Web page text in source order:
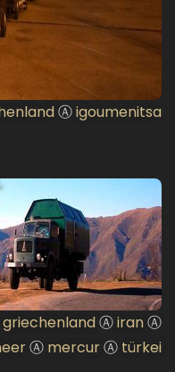
Ⓐigoumenitsa
griechenlandⒶiranⒶ
Ⓐ mercurⒶ türkei